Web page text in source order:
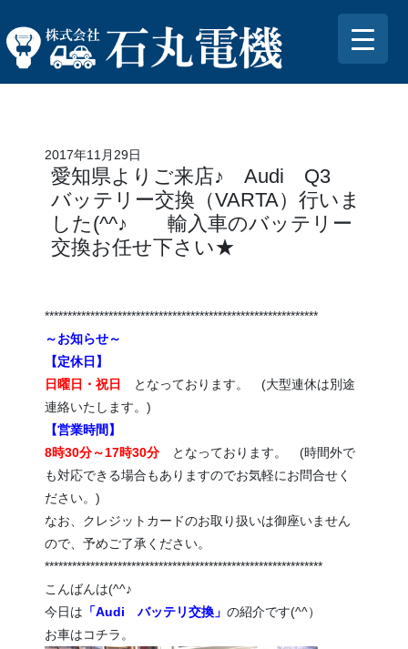
2017年11月29日
愛知県よりご来店♪ Audi Q3
バッテリー交換（VARTA）行いま
した(^^♪ 輸入車のバッテリー
交換お任せ下さい★
************************************************************
～お知らせ～
【定休日】
日曜日・祝日
となっております。 (大型連休は別途
連絡いたします。)
【営業時間】
8時30分～17時30分 となっております。 (時間外で
も対応できる場合もありますのでお気軽にお問合せく
ださい。)
なお、クレジットカードのお取り扱いは御座いません
ので、予めご了承ください。
*************************************************************
こんばんは(^^♪
今日は 「Audi バッテリ交換」の紹介です(^^）
お車はコチラ。